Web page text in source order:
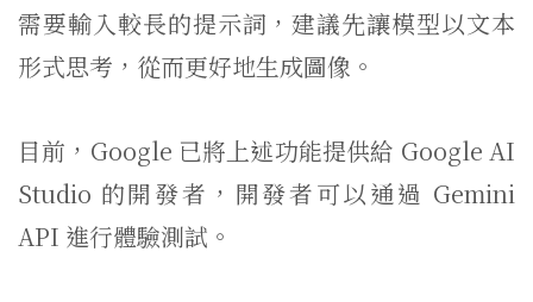
需要輸入較長的提示詞，建議先讓模型以文本
形式思考，從而更好地生成圖像。
目前，Google 已將上述功能提供給 Google AI
Studio 的開發者，開發者可以通過 Gemini
API 進行體驗測試。